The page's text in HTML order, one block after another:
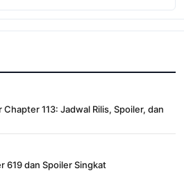
113: Jadwal Rilis, Spoiler, dan
619 dan Spoiler Singkat